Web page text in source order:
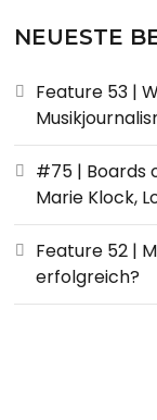
NEUESTE
Feature 53 |
#75 | Boards
Marie Klock,
Feature 52 |
erfolgreich?